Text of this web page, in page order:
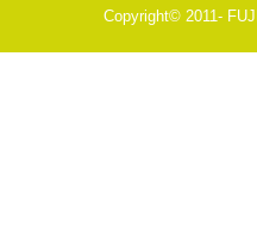
Copyright© 2011-